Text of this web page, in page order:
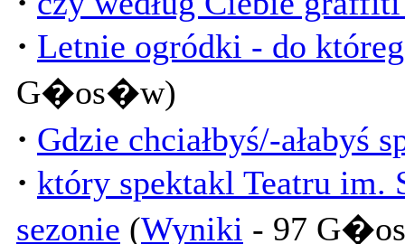
· Letnie ogródki - do
G�os�w)
· Gdzie chciałbyś/-ałabyś
· który spektakl Teatru im.
sezonie (Wyniki - 97